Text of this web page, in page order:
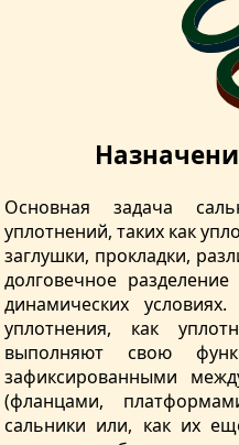
Основная задача
уплотнений, таких как
заглушки, прокладки,
долговечное
динамических
уплотнения, как
выполняют свою
зафиксированными
(фланцами,
сальники или, как их